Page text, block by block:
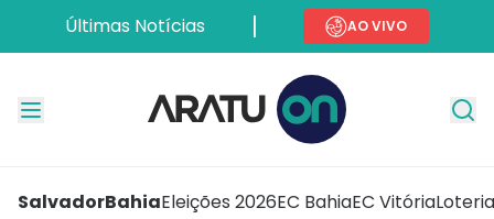
Últimas Notícias AO VIVO
SalvadorBahiaEleições 2026EC BahiaEC Vitória